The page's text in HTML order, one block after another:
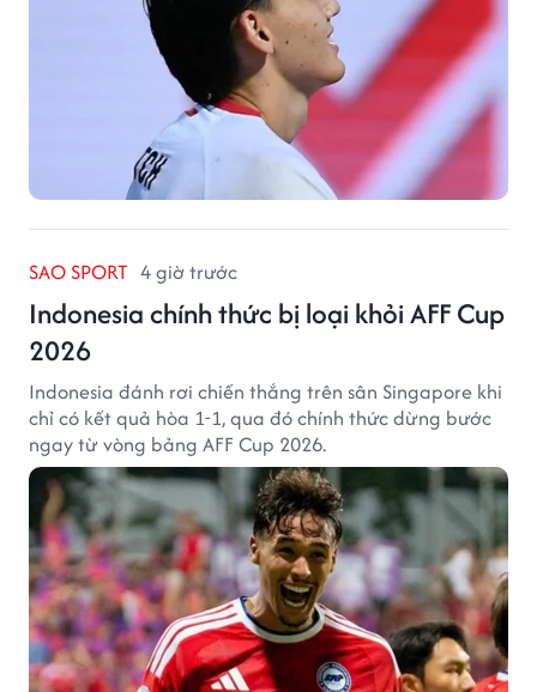
SAO SPORT 4 giờ trước
Indonesia chính thức bị loại khỏi AFF Cup
2026
Indonesia đánh rơi chiến thắng trên sân Singapore khi
chỉ có kết quả hòa 1-1, qua đó chính thức dừng bước
ngay từ vòng bảng AFF Cup 2026.